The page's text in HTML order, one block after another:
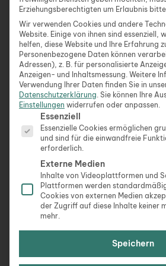
ist die richtige?
Sollte es eher Ausdauertraining
Kraftsport? Am besten ist in
ausgewogene Kombination.
allem Ausdauersport dazu, Fett
das Herz-Kreislauf-System zu
auch der Aufbau von Muskeln
vernachlässigen, um Gelenke und
während dem Ausdauertraining
Außerdem verbrennen
Training noch Fett und sorgen bei
Umsetzung für eine gesündere
Neben Individualsport gibt es
Möglichkeit, einem Teamsport
Selbstständigkeit beizutreten –
Vor- und Nachteile. Beim
Regel feste Trainingszeiten, was
kann, weil man dann eine
Erziehungsberechtigten um Erlaubnis
Wir verwenden Cookies und andere
Website. Einige von ihnen sind essenziell,
helfen, diese Website und Ihre Erfahrung
Personenbezogene Daten können
Adressen), z. B. für personalisierte
Anzeigen- und Inhaltsmessung. Weitere
Verwendung Ihrer Daten finden Sie in
Datenschutzerklärung Sie können Ihre
Einstellungen widerrufen oder anpassen.
Es folgt eine Liste der Service-
Essenziell
Essenzielle Cookies ermöglichen
und sind für die einwandfreie
erforderlich.
Externe Medien
Inhalte von Videoplattformen und
Plattformen werden
Cookies von externen Medien
der Zugriff auf diese Inhalte keiner
mehr.
Speichern